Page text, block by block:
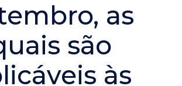
as
são
às